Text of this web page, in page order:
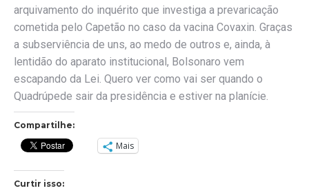
arquivamento do inquérito que investiga a prevaricação
cometida pelo Capetão no caso da vacina Covaxin. Graças
a subserviência de uns, ao medo de outros e, ainda, à
lentidão do aparato institucional, Bolsonaro vem
escapando da Lei. Quero ver como vai ser quando o
Quadrúpede sair da presidência e estiver na planície.
Compartilhe:
Mais
Curtir isso: